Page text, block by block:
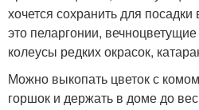
хочется сохранить для
это пеларгонии,
колеусы редких окрасок,
Можно выкопать цветок с
горшок и держать в доме до